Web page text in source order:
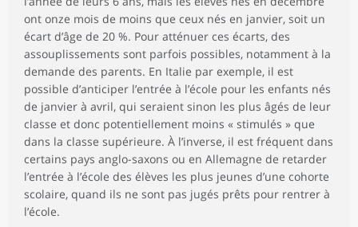
ont onze mois de moins que ceux nés en janvier, soit un
écart d’âge de 20 %. Pour atténuer ces écarts, des
assouplissements sont parfois possibles, notamment à la
demande des parents. En Italie par exemple, il est
possible d’anticiper l’entrée à l’école pour les enfants nés
de janvier à avril, qui seraient sinon les plus âgés de leur
classe et donc potentiellement moins « stimulés » que
dans la classe supérieure. À l’inverse, il est fréquent dans
certains pays anglo-saxons ou en Allemagne de retarder
l’entrée à l’école des élèves les plus jeunes d’une cohorte
scolaire, quand ils ne sont pas jugés prêts pour rentrer à
l’école.